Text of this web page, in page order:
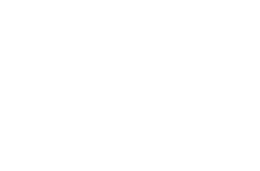
Gesundheit und Familie auf Linkedin
Fenster